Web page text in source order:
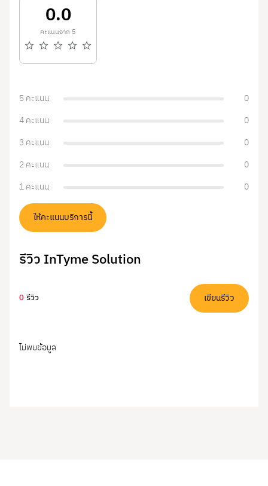
0.0
คะแนนจาก 5
5 คะแนน
0
4 คะแนน
0
3 คะแนน
0
2 คะแนน
0
1 คะแนน
0
ให้คะแนนบริการนี้
รีวิว InTyme Solution
0รีวิว เขียนรีวิว
ไม่พบข้อมูล